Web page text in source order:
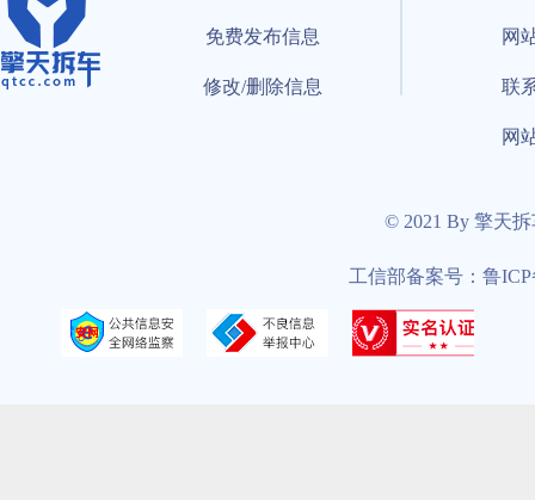
免费发布信息
修改/删除信息
网
联
网
© 2021 By 擎天
工信部备案号：鲁